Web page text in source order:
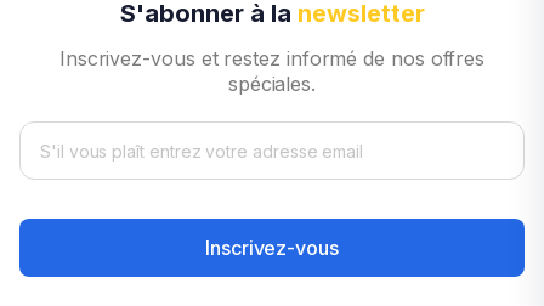
Location voiture: Brasilia Aéroport
Location voiture: Aéroport international de Lima
Location voiture: Rio de Janeiro Aéroport S. Dumo
Location voiture: Aéroport de Fort Lauderdale
Location voiture: Aéroport de Seattle
Location voiture: L'aéroport de Phoenix
S'abonner à la newsletter
Inscrivez-vous et restez informé de nos offres
spéciales.
Inscrivez-vous